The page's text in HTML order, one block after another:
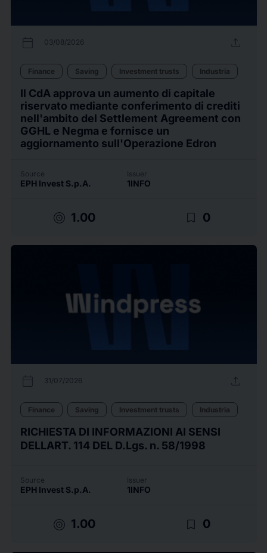
calendar_today 03/08/2026 upload
Finance Saving Investment trusts Industria
Il CdA approva un aumento di capitale
riservato mediante conferimento di crediti
nell'ambito del Settlement Agreement con
GGHL e Negma e fornisce un
aggiornamento sull'Operazione Edron
Source
EPH Invest S.p.A.
Issuer
1INFO
target 1.00 bookmark_border 0
calendar_today 31/07/2026 upload
Finance Saving Investment trusts Industria
RICHIESTA DI INFORMAZIONI AI SENSI
DELLART. 114 DEL D.Lgs. n. 58/1998
Source
EPH Invest S.p.A.
Issuer
1INFO
target 1.00 bookmark_border 0